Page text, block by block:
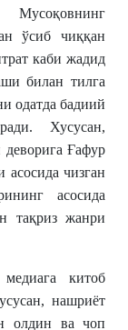
ўсиб чиққан
каби жадид
билан тилга
одатда бадиий
Хусусан,
Ғафур
чизган
асосида
тақриз жанри
китоб
нашриёт
олдин ва чоп